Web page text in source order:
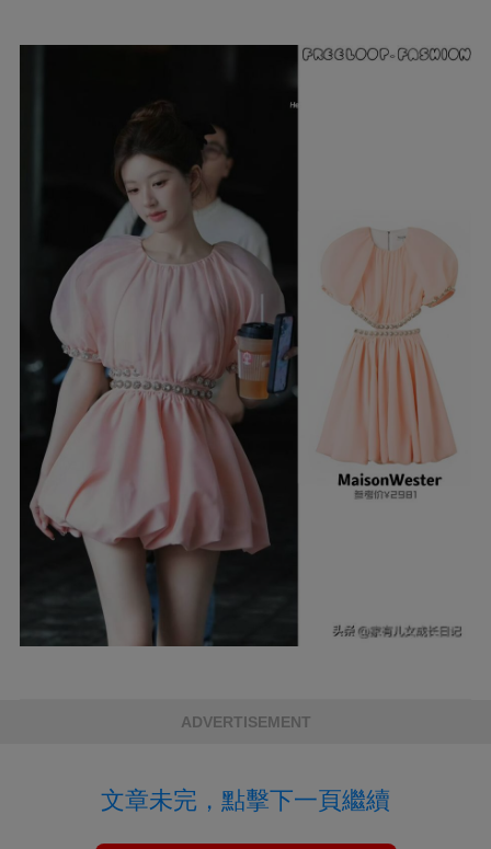
ADVERTISEMENT
文章未完，點擊下一頁繼續